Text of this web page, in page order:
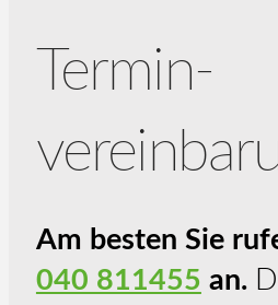
Termin-
Am besten Sie
040 811455 an.